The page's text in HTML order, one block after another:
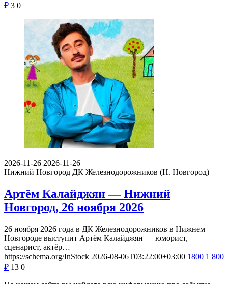
₽ 3 0
2026-11-26 2026-11-26
Нижний Новгород ДК Железнодорожников (Н. Новгород)
Артём Калайджян — Нижний
Новгород, 26 ноября 2026
26 ноября 2026 года в ДК Железнодорожников в Нижнем
Новгороде выступит Артём Калайджян — юморист,
сценарист, актёр…
https://schema.org/InStock 2026-08-06T03:22:00+03:00 1800 1 800
₽ 13 0